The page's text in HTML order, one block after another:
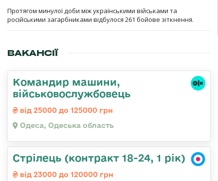
Протягом минулої доби між українськими військами та
російськими загарбниками відбулося 261 бойове зіткнення.
ВАКАНСІЇ
Командир машини,
військовослужбовець
від 25000 до 125000 грн
Одеса, Одеська область
Стрілець (контракт 18-24, 1 рік)
від 23000 до 120000 грн